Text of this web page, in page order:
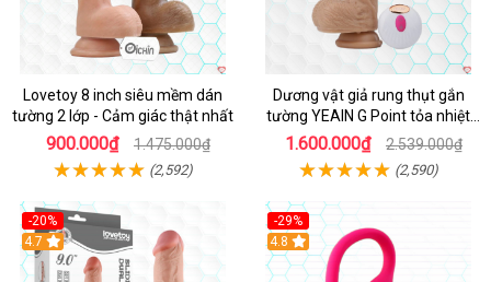
Lovetoy 8 inch siêu mềm dán
tường 2 lớp - Cảm giác thật nhất
900.000₫ 1.475.000₫
(2,592)
Dương vật giả rung thụt gắn
tường YEAIN G Point tỏa nhiệt
điều khiển từ xa
1.600.000₫ 2.539.000₫
(2,590)
-20%
Hot
4.7
-29%
Hot
4.8